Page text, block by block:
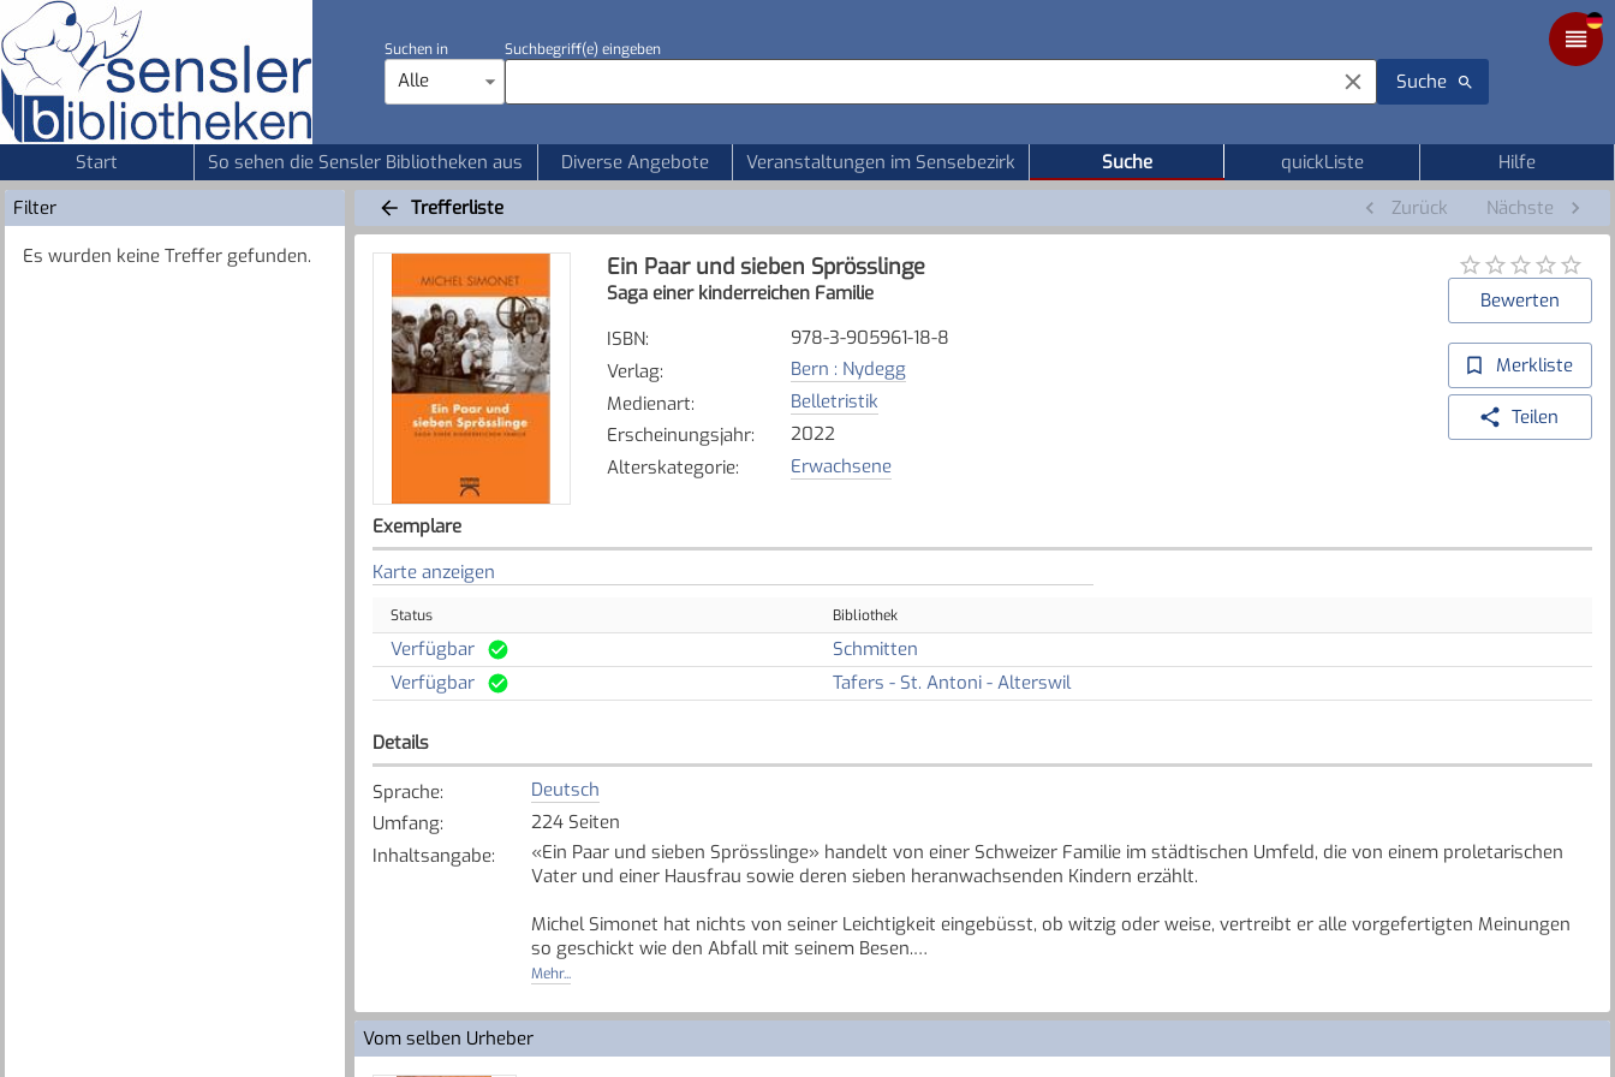
Suchen in
Alle
Suchbegriff(e) eingeben
Suche
Start So sehen die Sensler Bibliotheken aus Diverse Angebote Veranstaltungen im Sensebezirk Suche quickListe
Hilfe
Filter
Es wurden keine Treffer gefunden.
Trefferliste Zurück Nächste
Ein Paar und sieben Sprösslinge
Saga einer kinderreichen Familie
ISBN:
978-3-905961-18-8
Verlag:
Bern : Nydegg
Medienart:
Belletristik
Erscheinungsjahr:
2022
Alterskategorie: Erwachsene
Bewerten
Merkliste
Teilen
Exemplare
Karte anzeigen
Status Bibliothek
Verfügbar
Schmitten
Verfügbar
Tafers - St. Antoni - Alterswil
Details
Sprache:
Deutsch
Umfang:
224 Seiten
Inhaltsangabe:
«Ein Paar und sieben Sprösslinge» handelt von einer Schweizer Familie im städtischen Umfeld, die von einem proletarischen
Vater und einer Hausfrau sowie deren sieben heranwachsenden Kindern erzählt.
Michel Simonet hat nichts von seiner Leichtigkeit eingebüsst, ob witzig oder weise, vertreibt er alle vorgefertigten Meinungen
so geschickt wie den Abfall mit seinem Besen.
[Quelle: Buchhaus.ch, bearbeitet mit ChatGPT
Mehr...
Vom selben Urheber